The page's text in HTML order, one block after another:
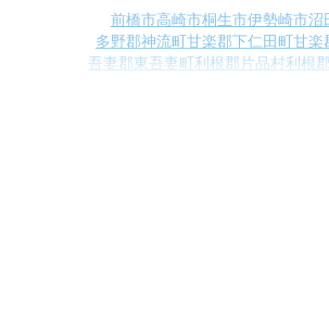
前橋市高崎市桐生市伊勢崎市沼
多野郡神流町甘楽郡下仁田町甘楽
吾妻郡東吾妻町利根郡片品村利根